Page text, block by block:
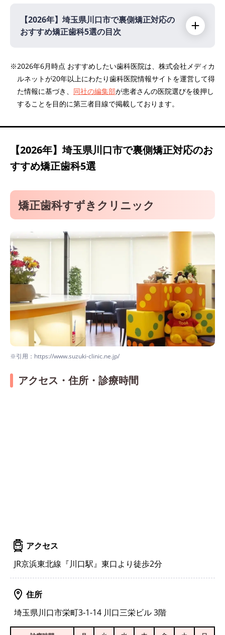
【2026年】 埼玉県川口市で裏側矯正対応の
おすすめ矯正歯科5選の目次
矯正歯科すずきクリニック
医療法人社団 寿明会 おおむら歯科医院
医療法人悠羽会 オハナ歯科・矯正歯科
れおファミリー歯科
※2026年6月時点 おすすめしたい歯科医院は、株式会社メディカ
ルネットが20年以上にわたり歯科医院情報サイトを運営して得
た情報に基づき、 同社の編集部が患者さんの医院選びを後押し
することを目的に第三者目線で掲載しております。
【2026年】埼玉県川口市で裏側矯正対応のお
すすめ矯正歯科5選
矯正歯科すずきクリニック
※引用：https://www.suzuki-clinic.ne.jp/
アクセス・住所・診療時間
アクセス
JR京浜東北線『川口駅』東口より徒歩2分
住所
埼玉県川口市栄町3‐1-14 川口三栄ビル 3階